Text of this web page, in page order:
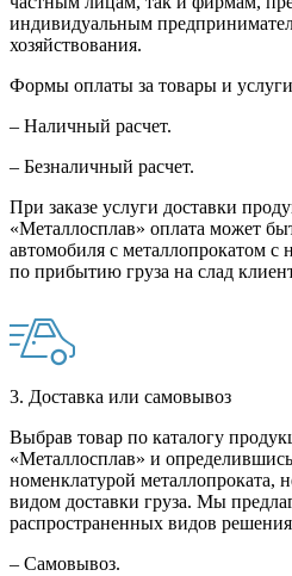
индивидуальным
хозяйствования.
Формы оплаты за товары и
– Наличный расчет.
– Безналичный расчет.
При заказе услуги доставки
«Металлосплав» оплата может
автомобиля с металлопрокатом с
по прибытию груза на слад
3. Доставка или самовывоз
Выбрав товар по каталогу
«Металлосплав» и
номенклатурой металлопроката,
видом доставки груза. Мы
распространенных видов
– Самовывоз.